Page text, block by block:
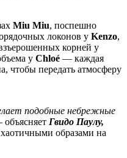
Miu Miu, поспешно
локонов у Kenzo,
корней у
у Chloé — каждая
чтобы передать атмосферу
подобные небрежные
объясняет Гвидо Паулу,
образами на